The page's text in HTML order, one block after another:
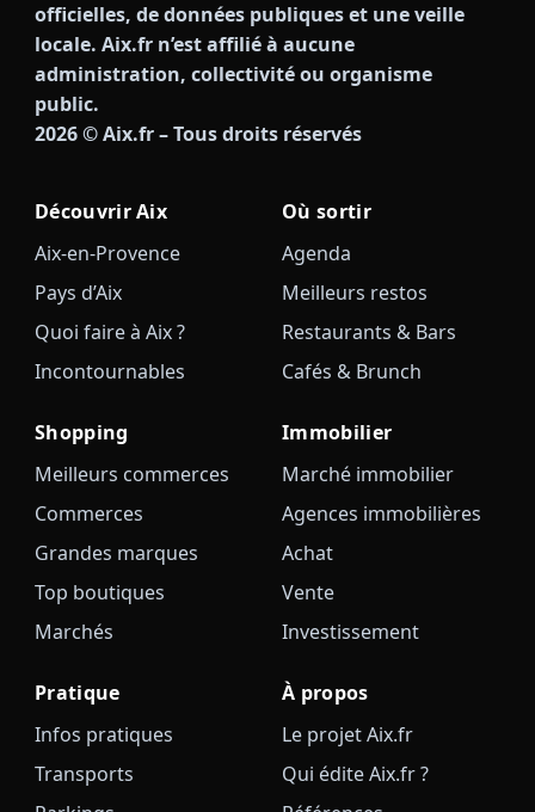
officielles, de données publiques et une veille
locale. Aix.fr n’est affilié à aucune
administration, collectivité ou organisme
public.
2026© Aix.fr – Tous droits réservés
Découvrir Aix
Aix-en-Provence
Pays d’Aix
Quoi faire à Aix ?
Incontournables
Où sortir
Agenda
Meilleurs restos
Restaurants & Bars
Cafés & Brunch
Shopping
Meilleurs commerces
Commerces
Grandes marques
Top boutiques
Marchés
Immobilier
Marché immobilier
Agences immobilières
Achat
Vente
Investissement
Pratique
Infos pratiques
Transports
À propos
Le projet Aix.fr
Qui édite Aix.fr ?